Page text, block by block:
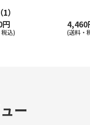
（1）
込)
4,460
(送料・
ー